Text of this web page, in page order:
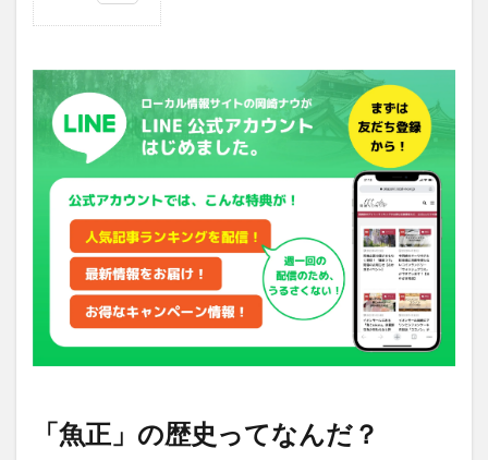
の歴
史っ
ん
2
「魚
正」
の口
コミ
3
「魚
所は
ここ
「魚正」の歴史ってなんだ？